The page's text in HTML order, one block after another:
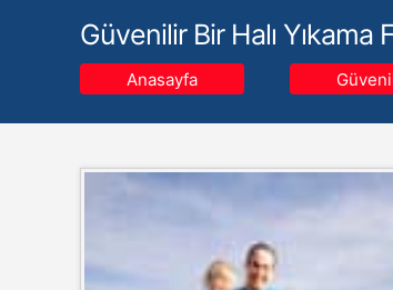
Güvenilir Bir Halı Yıkama
Anasayfa